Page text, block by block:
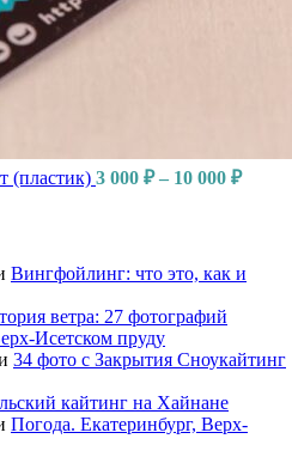
(пластик) 3 000 ₽ – 10 000 ₽
Вингфойлинг: что это, как и
ветра: 27 фотографий
Исетском пруду
34 фото с Закрытия Сноукайтинг
кайтинг на Хайнане
Погода. Екатеринбург, Верх-